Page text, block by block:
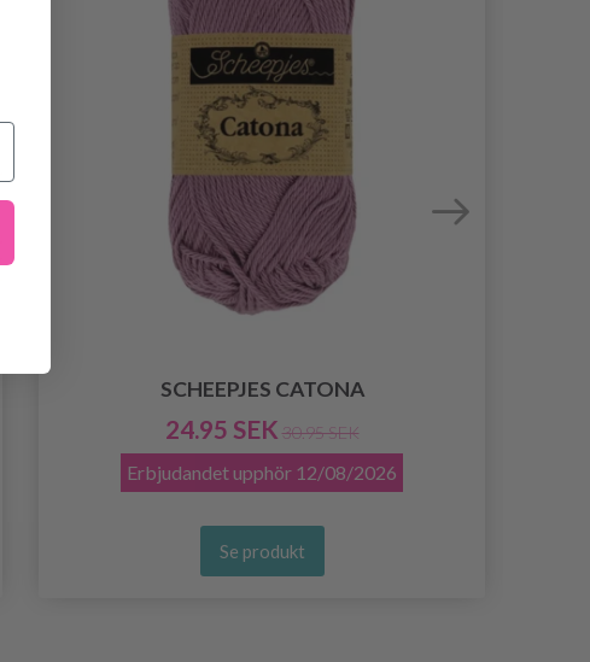
SCHEEPJES CATONA
24.95 SEK 30.95 SEK
Erbjudandet upphör 12/08/2026
Se produkt